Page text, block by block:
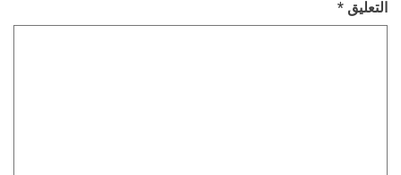
التعليق *